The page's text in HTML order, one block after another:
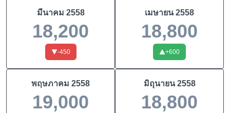
มีนาคม 2558
18,200
-450
เมษายน 2558
18,800
+600
พฤษภาคม 2558
19,000
มิถุนายน 2558
18,800